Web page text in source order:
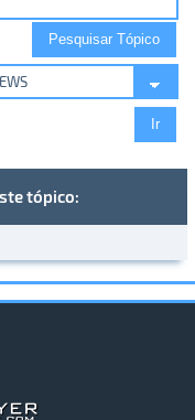
tópico: